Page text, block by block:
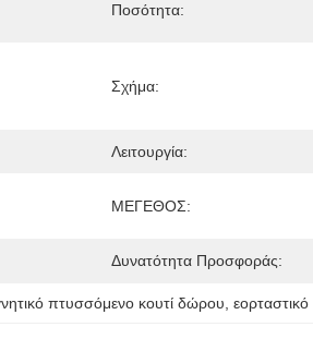
Ποσότητα:
Σχήμα:
Λειτουργία:
ΜΕΓΕΘΟΣ:
Δυνατότητα Προσφοράς:
πτυσσόμενο κουτί δώρου